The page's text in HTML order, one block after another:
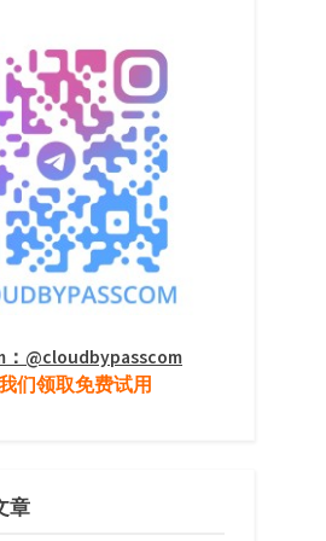
：@cloudbypasscom
们领取免费试用
章